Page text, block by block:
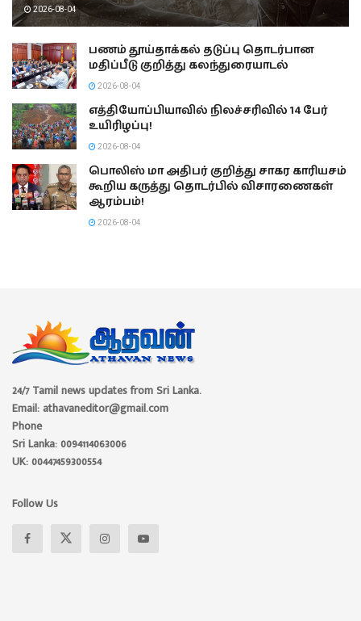
2026-08-04
பணம் தூய்தாக்கல் தடுப்பு தொடர்பான
மதிப்பீடு குறித்து கலந்துரையாடல்
2026-08-04
எத்தியோப்பியாவில் நிலச்சரிவில் 14 பேர்
உயிரிழப்பு!
2026-08-04
பொலிஸ் மா அதிபர் குறித்து சாகர காரியசம்
கூறிய கருத்து தொடர்பில் விசாரணைகள்
ஆரம்பம்!
2026-08-04
24/7 Tamil news updates from Sri Lanka.
Email: athavaneditor@gmail.com
Phone
Sri Lanka: 0094114063006
UK: 00447459300554
Follow Us